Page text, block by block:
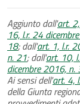
Aggiunto dall'art.
16, l.r. 24
18; dall'art. 1, l.r.
n. 21; dall'art. 10,
dicembre 2016, n.
Ai sensi dell'art. 4,
della Giunta